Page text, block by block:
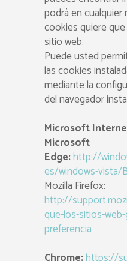
podrá en
cookies quiere
sitio web.
Puede usted
las cookies
mediante la
del navegador
Microsoft
Microsoft
Edge:http://
es/windows-vista/
Mozilla Firefox:
http://
que-los-sitios-
preferencia